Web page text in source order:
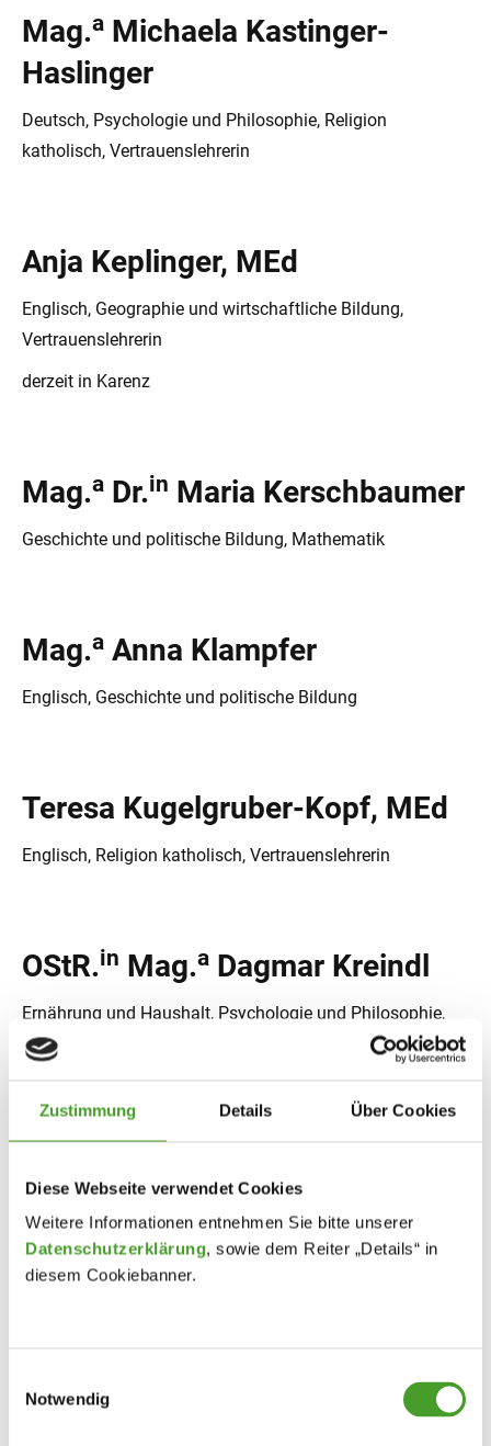
Zustimmung Details Über Cookies
Diese Webseite verwendet Cookies
Weitere Informationen entnehmen Sie bitte unserer
Datenschutzerklärung, sowie dem Reiter „Details“ in
diesem Cookiebanner.
Notwendig
Mag.a Michaela Kastinger-
Haslinger
Deutsch, Psychologie und Philosophie, Religion
katholisch, Vertrauenslehrerin
Anja Keplinger, MEd
Englisch, Geographie und wirtschaftliche Bildung,
Vertrauenslehrerin
derzeit in Karenz
Mag.a Dr.in Maria Kerschbaumer
Geschichte und politische Bildung, Mathematik
Mag.a Anna Klampfer
Englisch, Geschichte und politische Bildung
Teresa Kugelgruber-Kopf, MEd
Englisch, Religion katholisch, Vertrauenslehrerin
OStR.in Mag.a Dagmar Kreindl
Ernährung und Haushalt, Psychologie und Philosophie,
individuelle Lernbetreuung, Bildungsberaterin
StR.inDipl.Päd.
Bildnerisches Gestalten und Werken, Technik und Design,
individuelle Lernbetreuung, Vertrauenslehrerin, SGA-
Mitglied, Bildungsberaterin
Bewegung und Sport, Geschichte und politische Bildung